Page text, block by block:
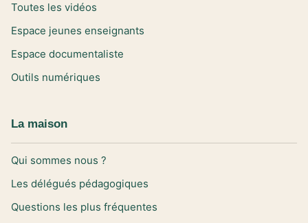
Toutes les vidéos
Espace jeunes enseignants
Espace documentaliste
Outils numériques
La maison
Qui sommes nous ?
Les délégués pédagogiques
Questions les plus fréquentes